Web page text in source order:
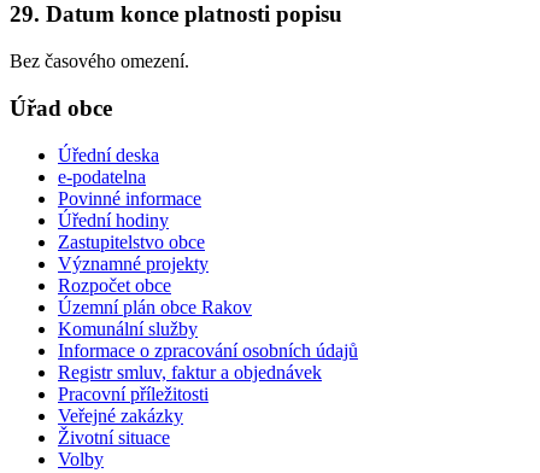
29. Datum konce platnosti popisu
Bez časového omezení.
Úřad obce
Úřední deska
e-podatelna
Povinné informace
Úřední hodiny
Zastupitelstvo obce
Významné projekty
Rozpočet obce
Územní plán obce Rakov
Komunální služby
Informace o zpracování osobních údajů
Registr smluv, faktur a objednávek
Pracovní příležitosti
Veřejné zakázky
Životní situace
Volby